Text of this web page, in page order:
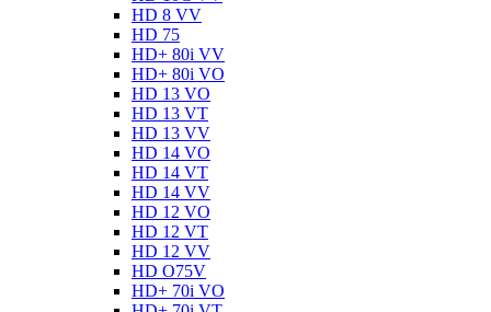
HD 8 VV
HD 75
HD+ 80i VV
HD+ 80i VO
HD 13 VO
HD 13 VT
HD 13 VV
HD 14 VO
HD 14 VT
HD 14 VV
HD 12 VO
HD 12 VT
HD 12 VV
HD O75V
HD+ 70i VO